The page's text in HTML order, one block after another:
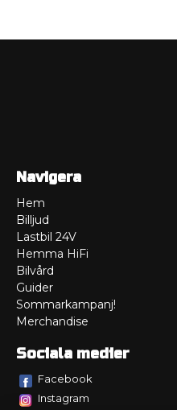
Navigera
Hem
Billjud
Lastbil 24V
Hemma HiFi
Bilvård
Guider
Sommarkampanj!
Merchandise
Sociala medier
Facebook
Instagram